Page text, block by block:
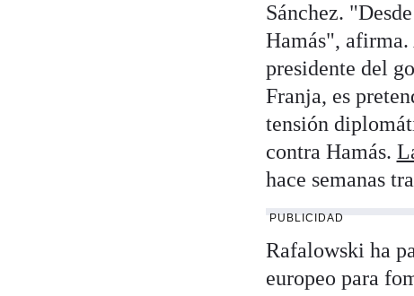
Sánchez.
Hamás", afirma.
presidente del
Franja, es
tensión
contra Hamás.
hace semanas
PUBLICIDAD
Rafalowski ha
europeo para